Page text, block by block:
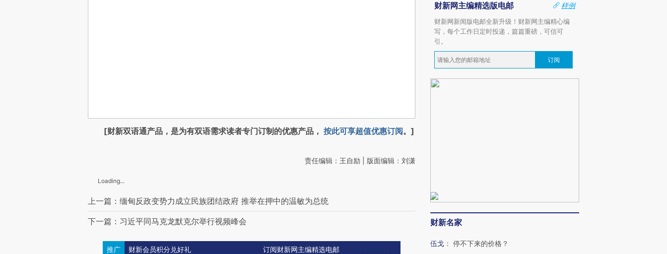
[财新双语通产品，是为有双语需求读者专门订制的优惠产品， 按此可享超值优惠订阅。]
责任编辑：王自励 | 版面编辑：刘潇
Loading...
上一篇：缅甸反政变势力成立民族团结政府 推举在押中的温敏为总统
下一篇：习近平同马克龙默克尔举行视频峰会
推广 财新会员积分兑好礼 订阅财新网主编精选电邮
财新网主编精选版电邮
样例
财新网新闻版电邮全新升级！财新网主编精心编
写，每个工作日定时投递，篇篇重磅，可信可
引。
订阅
财新名家
伍戈 ： 停不下来的价格？